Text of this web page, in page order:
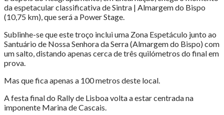
da espetacular classificativa de Sintra | Almargem do Bispo
(10,75 km), que será a Power Stage.
Sublinhe-se que este troço inclui uma Zona Espetáculo junto ao
Santuário de Nossa Senhora da Serra (Almargem do Bispo) com
um salto, distando apenas cerca de três quilómetros do final em
prova.
Mas que fica apenas a 100 metros deste local.
A festa final do Rally de Lisboa volta a estar centrada na
imponente Marina de Cascais.